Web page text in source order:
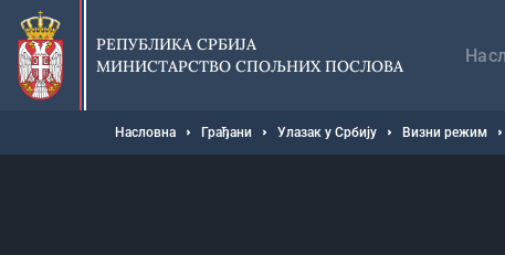
Прескочи
главни
део
садржаја
РЕПУБЛИКА СРБИЈА
МИНИСТАРСТВО СПОЉНИХ ПОСЛОВА
Мрвице
Насловна Грађани Улазак у Србију Визни режим